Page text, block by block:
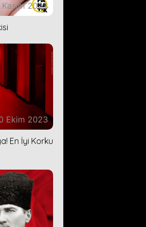
Kasım 2023
Ekim 2023
En İyi Korku